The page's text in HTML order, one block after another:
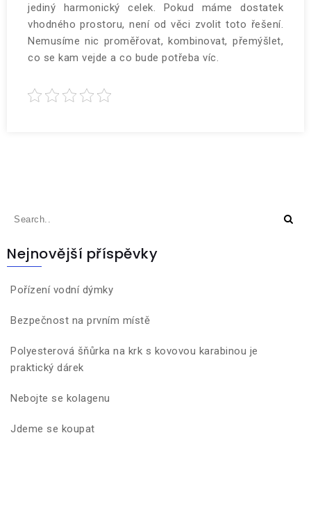
jediný harmonický celek. Pokud máme dostatek
vhodného prostoru, není od věci zvolit toto řešení.
Nemusíme nic proměřovat, kombinovat, přemýšlet,
co se kam vejde a co bude potřeba víc.
Nejnovější příspěvky
Pořízení vodní dýmky
Bezpečnost na prvním místě
Polyesterová šňůrka na krk s kovovou karabinou je
praktický dárek
Nebojte se kolagenu
Jdeme se koupat